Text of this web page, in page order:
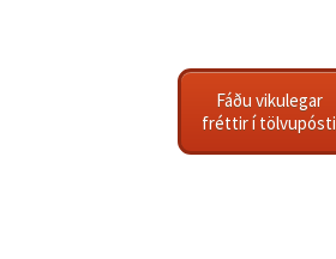
Fáðu vikulegar
fréttir í tölvupósti